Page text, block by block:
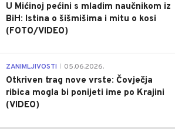
U Mićinoj pećini s mladim naučnikom iz
BiH: Istina o šišmišima i mitu o kosi
(FOTO/VIDEO)
ZANIMLJIVOSTI 05.06.2026.
Otkriven trag nove vrste: Čovječja
ribica mogla bi ponijeti ime po Krajini
(VIDEO)